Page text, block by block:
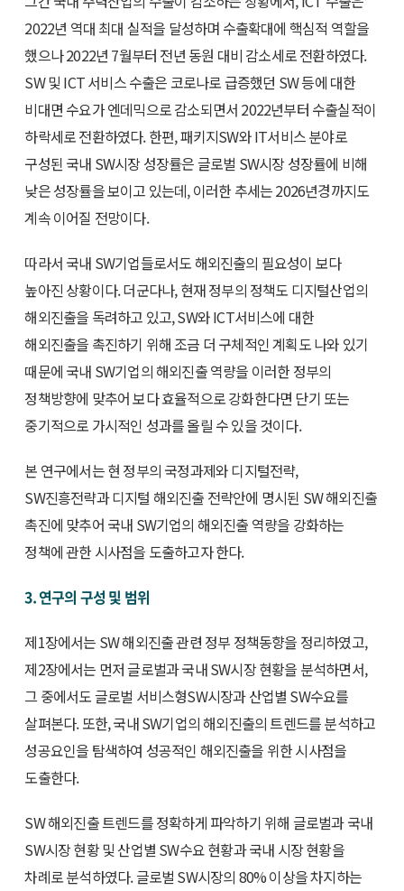
2022년 역대 최대 실적을 달성하며 수출확대에 핵심적 역할을
했으나 2022년 7월부터 전년 동원 대비 감소세로 전환하였다.
SW 및 ICT 서비스 수출은 코로나로 급증했던 SW 등에 대한
비대면 수요가 엔데믹으로 감소되면서 2022년부터 수출실적이
하락세로 전환하였다. 한편, 패키지SW와 IT서비스 분야로
구성된 국내 SW시장 성장률은 글로벌 SW시장 성장률에 비해
낮은 성장률을 보이고 있는데, 이러한 추세는 2026년경까지도
계속 이어질 전망이다.
따라서 국내 SW기업들로서도 해외진출의 필요성이 보다
높아진 상황이다. 더군다나, 현재 정부의 정책도 디지털산업의
해외진출을 독려하고 있고, SW와 ICT서비스에 대한
해외진출을 촉진하기 위해 조금 더 구체적인 계획도 나와 있기
때문에 국내 SW기업의 해외진출 역량을 이러한 정부의
정책방향에 맞추어 보다 효율적으로 강화한다면 단기 또는
중기적으로 가시적인 성과를 올릴 수 있을 것이다.
본 연구에서는 현 정부의 국정과제와 디지털전략,
SW진흥전략과 디지털 해외진출 전략안에 명시된 SW 해외진출
촉진에 맞추어 국내 SW기업의 해외진출 역량을 강화하는
정책에 관한 시사점을 도출하고자 한다.
3. 연구의 구성 및 범위
제1장에서는 SW 해외진출 관련 정부 정책동향을 정리하였고,
제2장에서는 먼저 글로벌과 국내 SW시장 현황을 분석하면서,
그 중에서도 글로벌 서비스형SW시장과 산업별 SW수요를
살펴본다. 또한, 국내 SW기업의 해외진출의 트렌드를 분석하고
성공요인을 탐색하여 성공적인 해외진출을 위한 시사점을
도출한다.
SW 해외진출 트렌드를 정확하게 파악하기 위해 글로벌과 국내
SW시장 현황 및 산업별 SW수요 현황과 국내 시장 현황을
차례로 분석하였다. 글로벌 SW시장의 80% 이상을 차지하는